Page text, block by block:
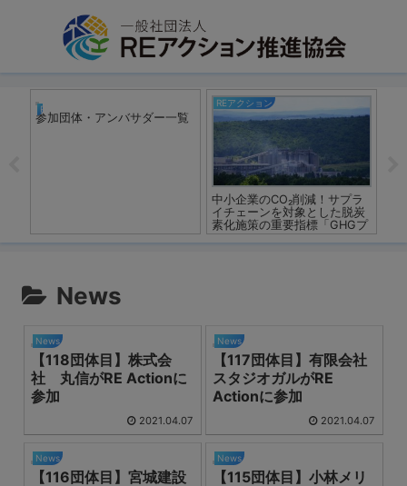
REアクション
参加団体・アンバサダー一覧
REアクション
中小企業のCO₂削減！サプラ
イチェーンを対象とした脱炭
素化施策の重要指標「GHGプ
ロトコル」とは？！
News
News
【118団体目】株式会
社 丸信がRE Actionに
参加
2021.04.07
News
【117団体目】有限会社
スタジオガルがRE
Actionに参加
2021.04.07
News
【116団体目】宮城建設
News
【115団体目】小林メリ